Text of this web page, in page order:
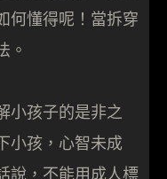
何懂得呢！當拆穿
。
小孩子的是非之
小孩，心智未成
說，不能用成人標